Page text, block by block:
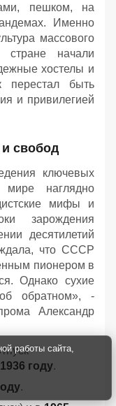
пешком, на
Именно
массового
начали
хостелы и
перестал быть
и привилегией
свобод
ключевых
наглядно
мифы и
зарождения
десятилетий
что СССР
пионером в
Однако сухие
обратном», -
Александр
1936 году.
.
работы сайта,